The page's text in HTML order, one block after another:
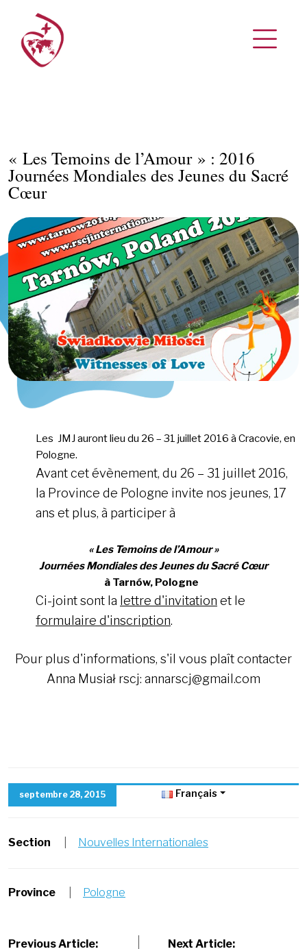
« Les Temoins de l’Amour » : 2016
Journées Mondiales des Jeunes du Sacré
Cœur
Les JMJ auront lieu du 26 – 31 juillet 2016 à Cracovie, en
Pologne.
Avant cet évènement, du 26 – 31 juillet 2016,
la Province de Pologne invite nos jeunes, 17
ans et plus, à participer à
« Les Temoins de l’Amour »
Journées Mondiales des Jeunes du Sacré Cœur
à Tarnów, Pologne
Ci-joint sont la lettre d'invitation et le
formulaire d'inscription.
Pour plus d'informations, s'il vous plaît contacter
Anna Musiał rscj: annarscj@gmail.com
septembre 28, 2015 Français
Section Nouvelles Internationales
Province Pologne
Previous Article: Next Article: